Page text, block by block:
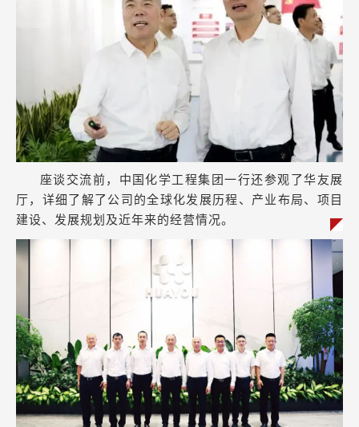
座谈交流前， 中国化学工程集团一行还参观了华友展
厅， 详细了解了公司的全球化发展历程、产业布局、项目
建设、发展规划及近年来的经营情况。